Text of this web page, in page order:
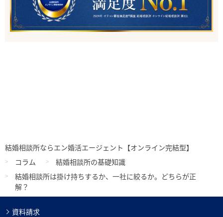
結婚相談所ならエン婚活エージェント【オンライン完結型】
コラム
結婚相談所の基礎知識
結婚相談所は掛け持ちするか、一社に絞るか。どちらが正
解？
資料請求